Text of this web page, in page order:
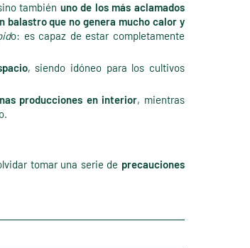
también uno de los más aclamados
balastro que no genera mucho calor y
o: es capaz de estar completamente
, siendo idóneo para los cultivos
producciones en interior, mientras
tomar una serie de precauciones